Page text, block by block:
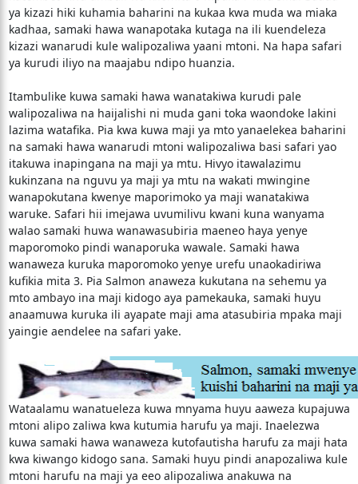
ya kizazi hiki kuhamia baharini na kukaa kwa muda wa miaka
kadhaa, samaki hawa wanapotaka kutaga na ili kuendeleza
kizazi wanarudi kule walipozaliwa yaani mtoni. Na hapa safari
ya kurudi iliyo na maajabu ndipo huanzia.
Itambulike kuwa samaki hawa wanatakiwa kurudi pale
walipozaliwa na haijalishi ni muda gani toka waondoke lakini
lazima watafika. Pia kwa kuwa maji ya mto yanaelekea baharini
na samaki hawa wanarudi mtoni walipozaliwa basi safari yao
itakuwa inapingana na maji ya mtu. Hivyo itawalazimu
kukinzana na nguvu ya maji ya mtu na wakati mwingine
wanapokutana kwenye maporimoko ya maji wanatakiwa
waruke. Safari hii imejawa uvumilivu kwani kuna wanyama
walao samaki huwa wanawasubiria maeneo haya yenye
maporomoko pindi wanaporuka wawale. Samaki hawa
wanaweza kuruka maporomoko yenye urefu unaokadiriwa
kufikia mita 3. Pia Salmon anaweza kukutana na sehemu ya
mto ambayo ina maji kidogo aya pamekauka, samaki huyu
anaamuwa kuruka ili ayapate maji ama atasubiria mpaka maji
yaingie aendelee na safari yake.
Wataalamu wanatueleza kuwa mnyama huyu aaweza kupajuwa
mtoni alipo zaliwa kwa kutumia harufu ya maji. Inaelezwa
kuwa samaki hawa wanaweza kutofautisha harufu za maji hata
kwa kiwango kidogo sana. Samaki huyu pindi anapozaliwa kule
mtoni harufu na maji ya eeo alipozaliwa anakuwa na